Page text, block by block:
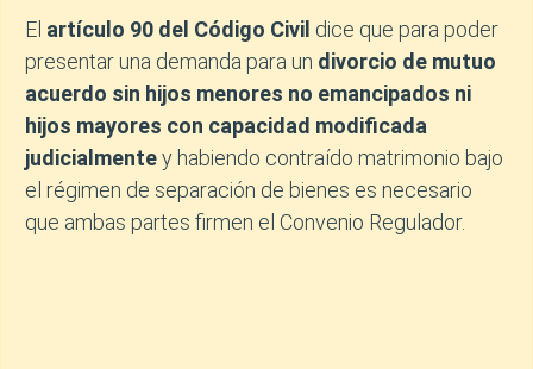
El artículo 90 del Código Civil dice que para poder
presentar una demanda para un divorcio de mutuo
acuerdo sin hijos menores no emancipados ni
hijos mayores con capacidad modificada
judicialmentey habiendo contraído matrimonio bajo
el régimen de separación de bienes es necesario
que ambas partes firmen el Convenio Regulador.